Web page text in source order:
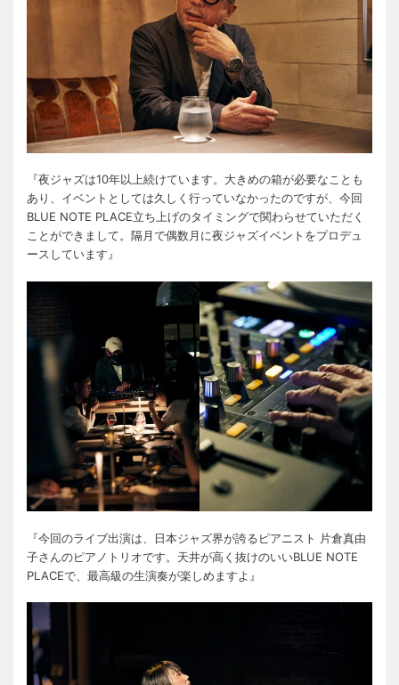
『夜ジャズは10年以上続けています。大きめの箱が必要なことも
あり、イベントとしては久しく行っていなかったのですが、今回
BLUE NOTE PLACE立ち上げのタイミングで関わらせていただく
ことができまして。隔月で偶数月に夜ジャズイベントをプロデュ
ースしています』
『今回のライブ出演は、日本ジャズ界が誇るピアニスト 片倉真由
子さんのピアノトリオです。天井が高く抜けのいいBLUE NOTE
PLACEで、最高級の生演奏が楽しめますよ』